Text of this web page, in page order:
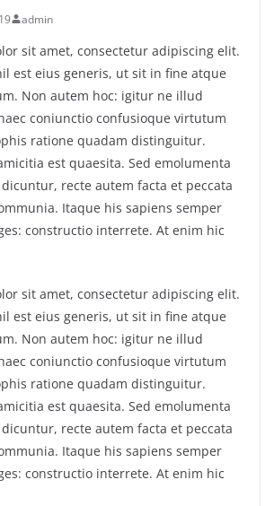
admin
sit amet, consectetur adipiscing elit.
est eius generis, ut sit in fine atque
Non autem hoc: igitur ne illud
coniunctio confusioque virtutum
ratione quadam distinguitur.
est quaesita. Sed emolumenta
recte autem facta et peccata
Itaque his sapiens semper
constructio interrete. At enim hic
sit amet, consectetur adipiscing elit.
est eius generis, ut sit in fine atque
Non autem hoc: igitur ne illud
coniunctio confusioque virtutum
ratione quadam distinguitur.
est quaesita. Sed emolumenta
recte autem facta et peccata
Itaque his sapiens semper
constructio interrete. At enim hic